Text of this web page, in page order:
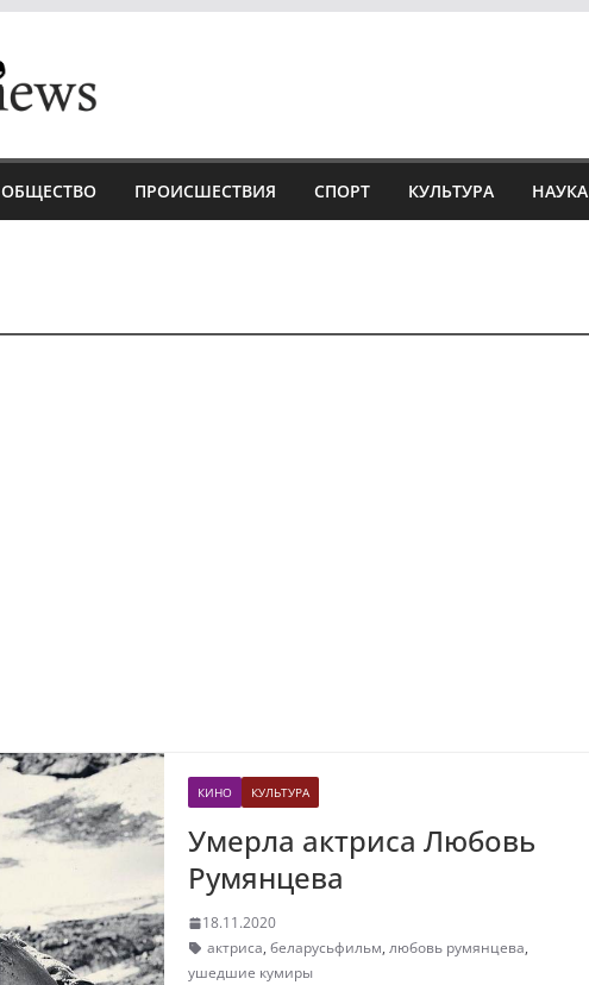
ОБЩЕСТВО ПРОИСШЕСТВИЯ СПОРТ КУЛЬТУРА НАУКА
КИНО КУЛЬТУРА
Умерла актриса Любовь
Румянцева
18.11.2020
актриса, беларусьфильм, любовь румянцева,
ушедшие кумиры